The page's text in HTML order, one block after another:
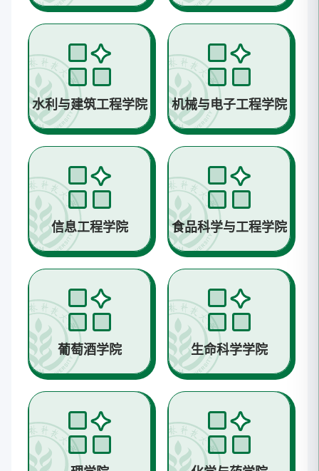
水利与建筑工程学院 机械与电子工程学院
信息工程学院 食品科学与工程学院
葡萄酒学院 生命科学学院